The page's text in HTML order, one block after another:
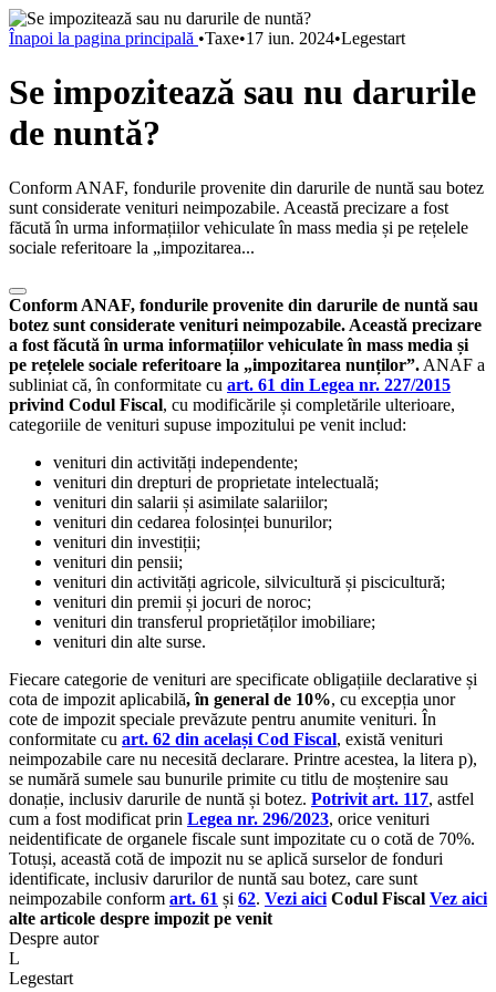
Înapoi la pagina principală •Taxe•17 iun. 2024•Legestart
Se impozitează sau nu darurile
de nuntă?
Conform ANAF, fondurile provenite din darurile de nuntă sau botez
sunt considerate venituri neimpozabile. Această precizare a fost
făcută în urma informațiilor vehiculate în mass media și pe rețelele
sociale referitoare la „impozitarea...
Conform ANAF, fondurile provenite din darurile de nuntă sau
botez sunt considerate venituri neimpozabile. Această precizare
a fost făcută în urma informațiilor vehiculate în mass media și
pe rețelele sociale referitoare la „impozitarea nunților”. ANAF a
subliniat că, în conformitate cu art. 61 din Legea nr. 227/2015
privind Codul Fiscal, cu modificările și completările ulterioare,
categoriile de venituri supuse impozitului pe venit includ:
venituri din activități independente;
venituri din drepturi de proprietate intelectuală;
venituri din salarii și asimilate salariilor;
venituri din cedarea folosinței bunurilor;
venituri din investiții;
venituri din pensii;
venituri din activități agricole, silvicultură și piscicultură;
venituri din premii și jocuri de noroc;
venituri din transferul proprietăților imobiliare;
venituri din alte surse.
Fiecare categorie de venituri are specificate obligațiile declarative și
cota de impozit aplicabilă, în general de 10%, cu excepția unor
cote de impozit speciale prevăzute pentru anumite venituri. În
conformitate cu art. 62 din același Cod Fiscal, există venituri
neimpozabile care nu necesită declarare. Printre acestea, la litera p),
se numără sumele sau bunurile primite cu titlu de moștenire sau
donație, inclusiv darurile de nuntă și botez. Potrivit art. 117, astfel
cum a fost modificat prin Legea nr. 296/2023, orice venituri
neidentificate de organele fiscale sunt impozitate cu o cotă de 70%.
Totuși, această cotă de impozit nu se aplică surselor de fonduri
identificate, inclusiv darurilor de nuntă sau botez, care sunt
neimpozabile conform art. 61 și 62. Vezi aici Codul Fiscal Vez aici
alte articole despre impozit pe venit
Despre autor
L
Legestart